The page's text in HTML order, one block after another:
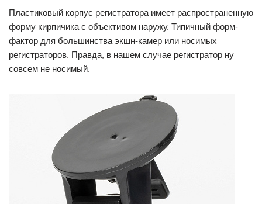
Пластиковый корпус регистратора имеет распространенную
форму кирпичика с объективом наружу. Типичный форм-
фактор для большинства экшн-камер или носимых
регистраторов. Правда, в нашем случае регистратор ну
совсем не носимый.